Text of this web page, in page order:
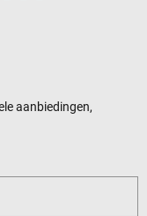
aanbiedingen,